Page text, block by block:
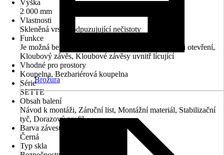
Výška
2 000 mm
Vlastnosti
Skleněná vrstva odpuzujující nečistoty
Funkce
Je možná bezbariérová montáž, Přizvednutí dveří při otevření,
Kloubový závěs, Kloubové závěsy uvnitř lícující
Vhodné pro prostory
Koupelna, Bezbariérová koupelna
Série
SETTE
Obsah balení
Návod k montáži, Záruční list, Montážní materiál, Stabilizační
tyč, Dorazový profil
Barva závesu
Černá
Typ skla
Brožura